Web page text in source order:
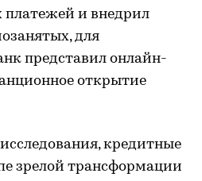
платежей и внедрил
для
представил онлайн-
открытие
кредитные
зрелой трансформации